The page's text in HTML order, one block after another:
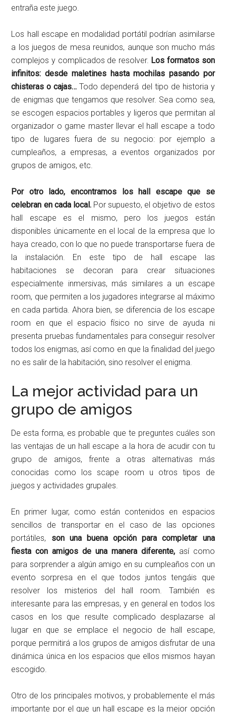
entraña este juego.
Los hall escape en modalidad portátil podrían asimilarse
a los juegos de mesa reunidos, aunque son mucho más
complejos y complicados de resolver. Los formatos son
infinitos: desde maletines hasta mochilas pasando por
chisteras o cajas…Todo dependerá del tipo de historia y
de enigmas que tengamos que resolver. Sea como sea,
se escogen espacios portables y ligeros que permitan al
organizador o game master llevar el hall escape a todo
tipo de lugares fuera de su negocio: por ejemplo a
cumpleaños, a empresas, a eventos organizados por
grupos de amigos, etc.
Por otro lado, encontramos los hall escape que se
celebran en cada local.Por supuesto, el objetivo de estos
hall escape es el mismo, pero los juegos están
disponibles únicamente en el local de la empresa que lo
haya creado, con lo que no puede transportarse fuera de
la instalación. En este tipo de hall escape las
habitaciones se decoran para crear situaciones
especialmente inmersivas, más similares a un escape
room, que permiten a los jugadores integrarse al máximo
en cada partida. Ahora bien, se diferencia de los escape
room en que el espacio físico no sirve de ayuda ni
presenta pruebas fundamentales para conseguir resolver
todos los enigmas, así como en que la finalidad del juego
no es salir de la habitación, sino resolver el enigma.
La mejor actividad para un
grupo de amigos
De esta forma, es probable que te preguntes cuáles son
las ventajas de un hall escape a la hora de acudir con tu
grupo de amigos, frente a otras alternativas más
conocidas como los scape room u otros tipos de
juegos y actividades grupales.
En primer lugar, como están contenidos en espacios
sencillos de transportar en el caso de las opciones
portátiles, son una buena opción para completar una
fiesta con amigos de una manera diferente,así como
para sorprender a algún amigo en su cumpleaños con un
evento sorpresa en el que todos juntos tengáis que
resolver los misterios del hall room. También es
interesante para las empresas, y en general en todos los
casos en los que resulte complicado desplazarse al
lugar en que se emplace el negocio de hall escape,
porque permitirá a los grupos de amigos disfrutar de una
dinámica única en los espacios que ellos mismos hayan
escogido.
Otro de los principales motivos, y probablemente el más
importante por el que un hall escape es la mejor opción